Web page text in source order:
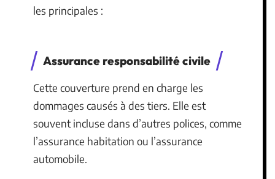
les principales :
Assurance responsabilité civile
Cette couverture prend en charge les
dommages causés à des tiers. Elle est
souvent incluse dans d’autres polices, comme
l’assurance habitation ou l’assurance
automobile.